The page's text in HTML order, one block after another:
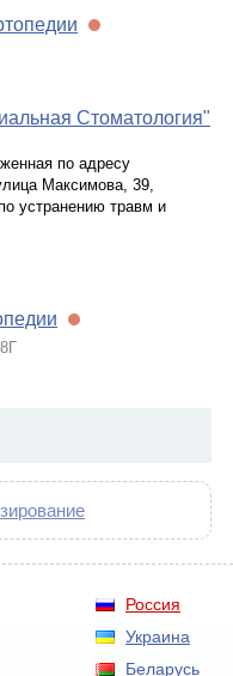
Стоматология"
по адресу
Максимова, 39,
устранению травм и
Россия
Украина
Беларусь